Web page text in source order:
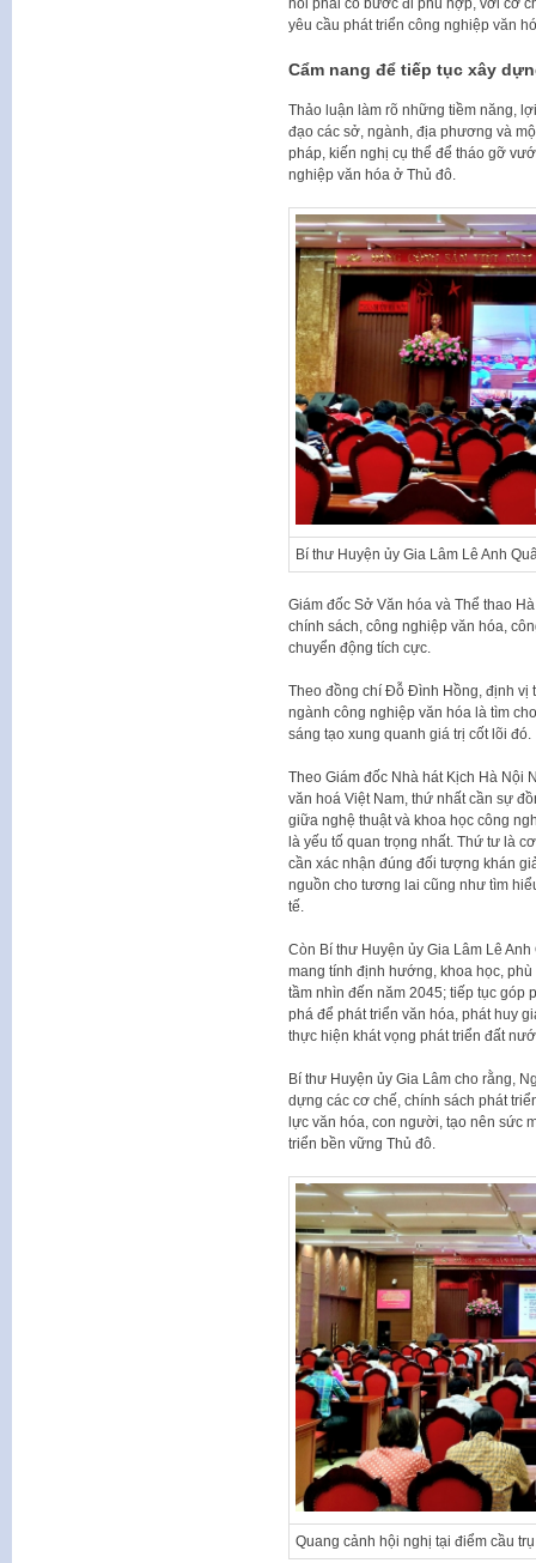
yêu cầu phát triển công nghiệp văn
Cẩm nang để tiếp tục xây
Thảo luận làm rõ những tiềm năng,
đạo các sở, ngành, địa phương và
pháp, kiến nghị cụ thể để tháo gỡ
nghiệp văn hóa ở Thủ đô.
Bí thư Huyện ủy Gia Lâm Lê Anh
Giám đốc Sở Văn hóa và Thể thao
chính sách, công nghiệp văn hóa,
chuyển động tích cực.
Theo đồng chí Đỗ Đình Hồng, định vị
ngành công nghiệp văn hóa là tìm
sáng tạo xung quanh giá trị cốt lõi đó.
Theo Giám đốc Nhà hát Kịch Hà Nội
văn hoá Việt Nam, thứ nhất cần sự
giữa nghệ thuật và khoa học công
là yếu tố quan trọng nhất. Thứ tư là
cần xác nhận đúng đối tượng khán
nguồn cho tương lai cũng như tìm
tế.
Còn Bí thư Huyện ủy Gia Lâm Lê
mang tính định hướng, khoa học,
tầm nhìn đến năm 2045; tiếp tục góp
phá để phát triển văn hóa, phát huy
thực hiện khát vọng phát triển đất
Bí thư Huyện ủy Gia Lâm cho rằng,
dựng các cơ chế, chính sách phát
lực văn hóa, con người, tạo nên sức
triển bền vững Thủ đô.
Quang cảnh hội nghị tại điểm cầu